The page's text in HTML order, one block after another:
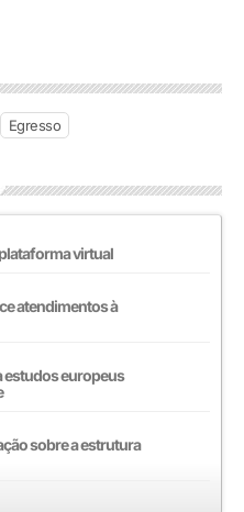
Egresso
virtual
atendimentos à
estudos europeus
sobre a estrutura